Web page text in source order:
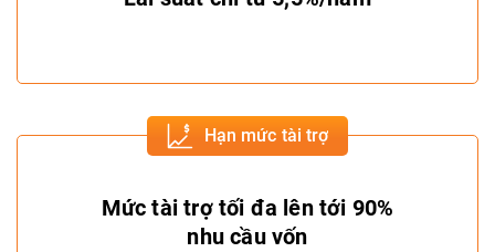
Hạn mức tài trợ
Mức tài trợ tối đa lên tới 90%
nhu cầu vốn